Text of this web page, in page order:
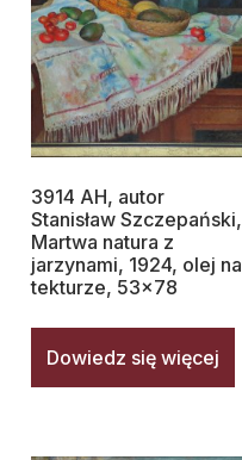
3914 AH, autor
Stanisław Szczepański,
Martwa natura z
jarzynami, 1924, olej na
tekturze, 53×78
Dowiedz się więcej